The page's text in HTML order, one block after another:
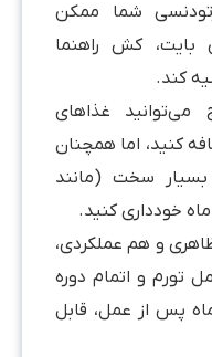
شما ممکن
بایت، کش راهنما
می‌توانید غذاهای
کنید، اما همچنان
بسیار سخت (مانند
خودداری کنید.
و هم عملکردی،
تورم و اتمام دوره
یعنی حدود ۹ تا ۱۲ ماه پس از عمل، قابل